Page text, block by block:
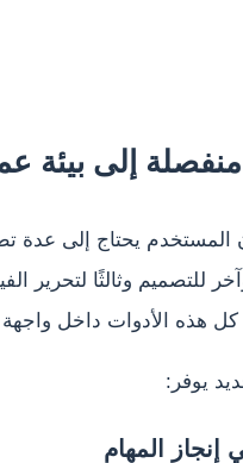
إلى بيئة
المستخدم يحتاج إلى عدة
للتصميم وثالثًا لتحرير
هذه الأدوات داخل
يوفر:
المهام